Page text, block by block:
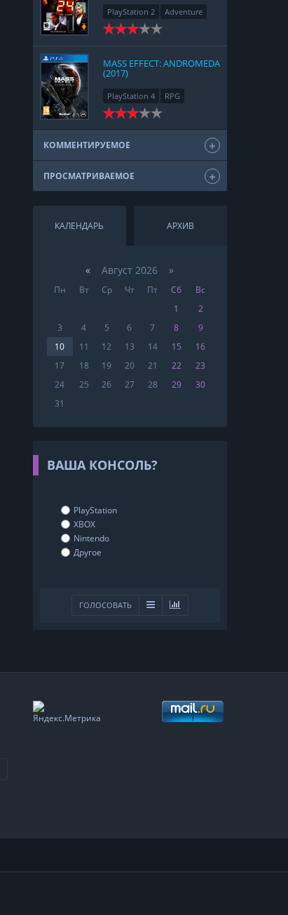
PlayStation 2 Adventure
MASS EFFECT: ANDROMEDA
(2017)
PlayStation 4 RPG
КОММЕНТИРУЕМОЕ
ПРОСМАТРИВАЕМОЕ
КАЛЕНДАРЬ АРХИВ
« Август 2026 »
Пн Вт Ср Чт Пт Сб
Вс
1
2
3
4 5 6 7 8
9
10
11 12 13 14 15
16
17
18 19 20 21 22
23
24
25 26 27 28 29
30
31
ВАША КОНСОЛЬ?
PlayStation
XBOX
Nintendo
Другое
ГОЛОСОВАТЬ